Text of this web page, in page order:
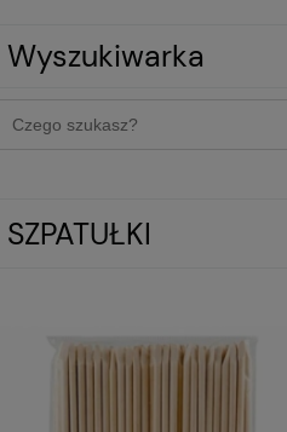
Wyszukiwarka
SZPATUŁKI